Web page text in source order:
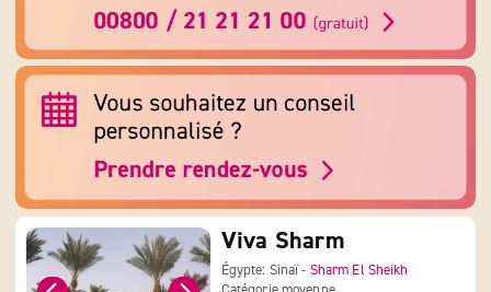
Viva Sharm
Égypte: Sinaï - Sharm El Sheikh